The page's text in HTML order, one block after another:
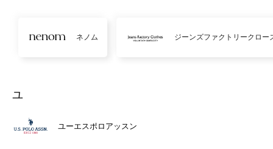
ネノム ジーンズファクトリークロー
ユ
ユーエスポロアッスン